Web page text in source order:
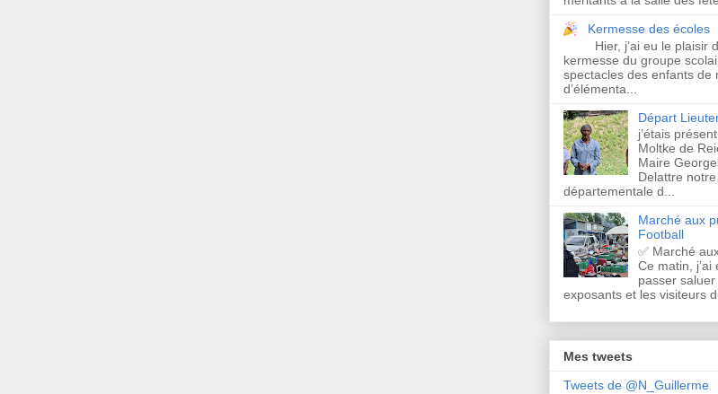
Kermesse des écoles
Hier, j’ai eu le plaisir
kermesse du groupe
spectacles des enfants de
d’élémenta...
Départ
j’étais
Moltke de
Maire
Delattre
départementale d...
Marché aux
Football
✅ Marché
Ce matin, j’ai
passer
exposants et les visiteurs
Mes tweets
Tweets de @N_Guillerme